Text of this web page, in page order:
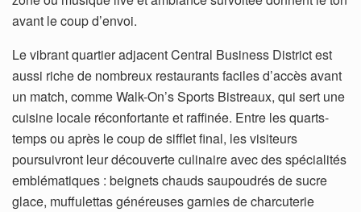
avant le coup d’envoi.
Le vibrant quartier adjacent Central Business District est
aussi riche de nombreux restaurants faciles d’accès avant
un match, comme Walk-On’s Sports Bistreaux, qui sert une
cuisine locale réconfortante et raffinée. Entre les quarts-
temps ou après le coup de sifflet final, les visiteurs
poursuivront leur découverte culinaire avec des spécialités
emblématiques : beignets chauds saupoudrés de sucre
glace, muffulettas généreuses garnies de charcuterie